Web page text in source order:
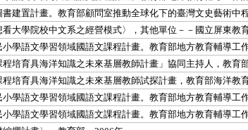
建置計畫。教育部顧問室推動全球化下的臺灣文史藝術中
大學院校中文系之經營模式〉，其他單位－－國立屏東教
學語文學習領域國語文課程計畫。教育部地方教育輔導工
培育具海洋知識之未來基層教師計畫」協同主持人，教育
培育具海洋知識之未來基層教師試探計畫，教育部海洋教
學語文學習領域國語文課程計畫。教育部地方教育輔導工
學語文學習領域國語文課程計畫。教育部地方教育輔導工